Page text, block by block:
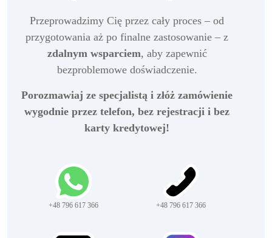
Przeprowadzimy Cię przez cały proces – od
przygotowania aż po finalne zastosowanie – z
zdalnym wsparciem, aby zapewnić
bezproblemowe doświadczenie.
Porozmawiaj ze specjalistą i złóż zamówienie
wygodnie przez telefon, bez rejestracji i bez
karty kredytowej!
+48 796 617 366 +48 796 617 366